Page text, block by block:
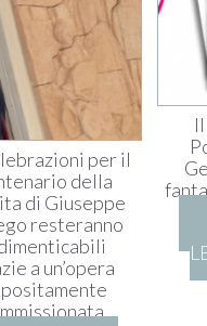
per il
della
di Giuseppe
resteranno
a un’opera